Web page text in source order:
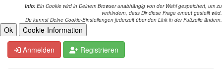
Info: Ein Cookie wird in Deinem Browser unabhängig von der Wahl gespeichert, um zu
verhindern, dass Dir diese Frage erneut gestellt wird.
Du kannst Deine Cookie-Einstellungen jederzeit über den Link in der Fußzeile ändern.
Anmelden Registrieren